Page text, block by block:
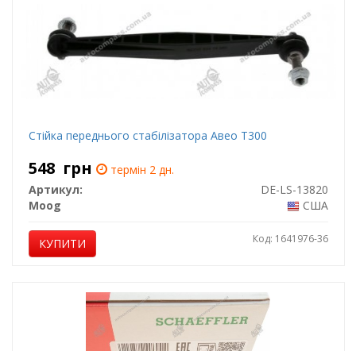
Стійка переднього стабілізатора Авео Т300
548 грн
термін 2 дн.
Артикул:
DE-LS-13820
Moog
США
КУПИТИ Код: 1641976-36